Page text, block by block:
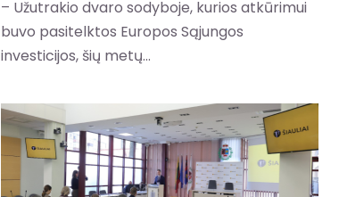
– Užutrakio dvaro sodyboje, kurios atkūrimui
buvo pasitelktos Europos Sąjungos
investicijos, šių metų...